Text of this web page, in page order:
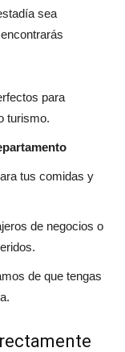
sea
para
turismo.
tus comidas y
de negocios o
de que tengas